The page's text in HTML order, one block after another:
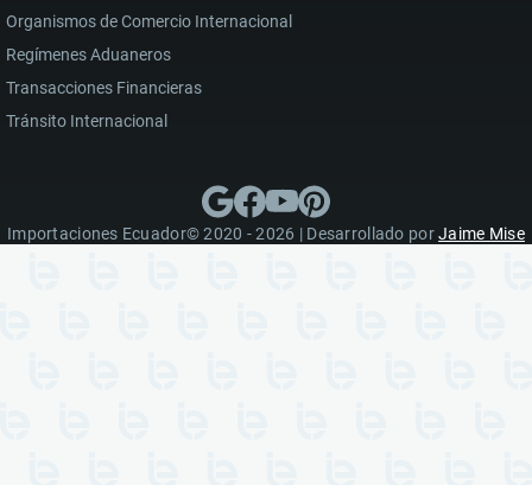
Organismos de Comercio Internacional
Regímenes Aduaneros
Transacciones Financieras
Tránsito Internacional
Importaciones Ecuador© 2020 - 2026 | Desarrollado porJaime Mise